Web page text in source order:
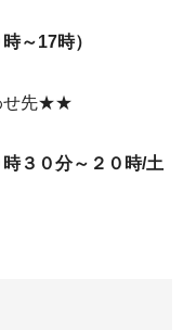
～17時）
せ先★★
３０分～２０時/土